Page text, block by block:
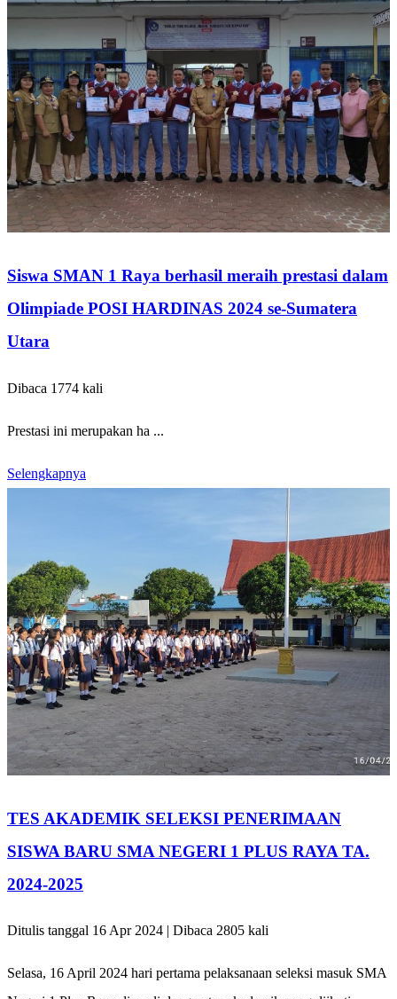
Siswa SMAN 1 Raya berhasil meraih prestasi dalam
Olimpiade POSI HARDINAS 2024 se-Sumatera
Utara
Dibaca 1774 kali
Prestasi ini merupakan ha ...
Selengkapnya
TES AKADEMIK SELEKSI PENERIMAAN
SISWA BARU SMA NEGERI 1 PLUS RAYA TA.
2024-2025
Ditulis tanggal 16 Apr 2024 | Dibaca 2805 kali
Selasa, 16 April 2024 hari pertama pelaksanaan seleksi masuk SMA